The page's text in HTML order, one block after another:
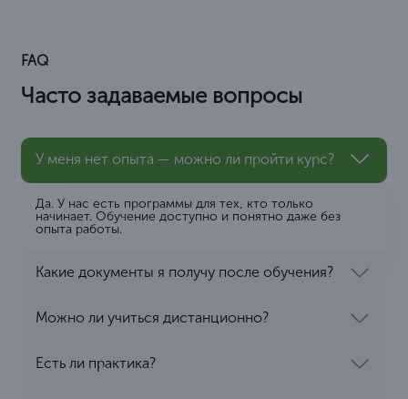
FAQ
Часто задаваемые вопросы
У меня нет опыта — можно ли пройти курс?
Да. У нас есть программы для тех, кто только
начинает. Обучение доступно и понятно даже без
опыта работы.
Какие документы я получу после обучения?
Можно ли учиться дистанционно?
Есть ли практика?